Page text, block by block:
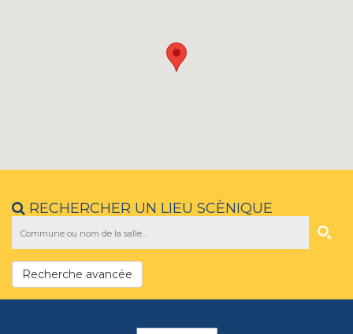
RECHERCHER UN LIEU SCÈNIQUE
Recherche avancée